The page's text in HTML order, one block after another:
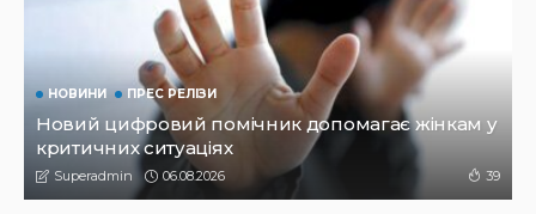
Суддів запрошують на тимчасову роботу в Апостолове
Superadmin 31.07.2026